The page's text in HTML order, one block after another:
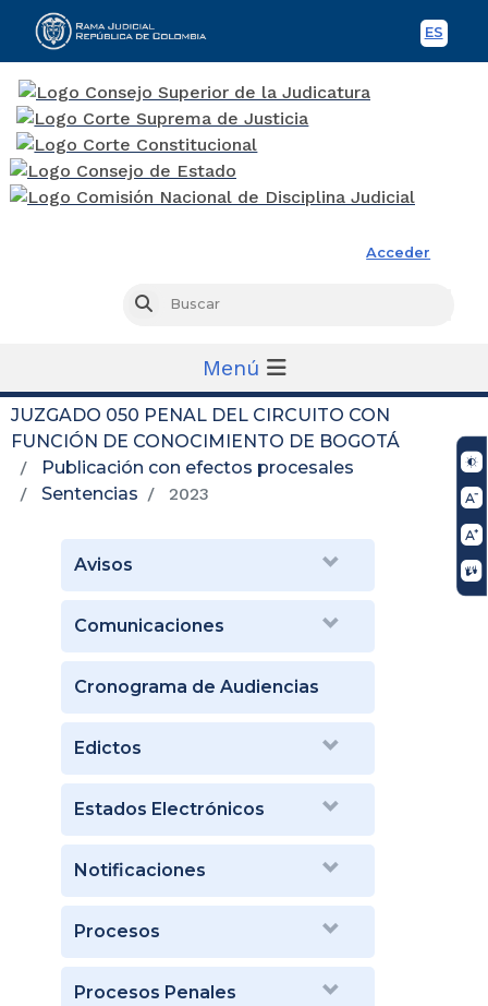
ES
Acceder
Buscar
Menú
JUZGADO 050 PENAL DEL CIRCUITO CON
FUNCIÓN DE CONOCIMIENTO DE BOGOTÁ
Publicación con efectos procesales
Sentencias
2023
Avisos
Comunicaciones
Cronograma de Audiencias
Edictos
Estados Electrónicos
Notificaciones
Procesos
Procesos Penales